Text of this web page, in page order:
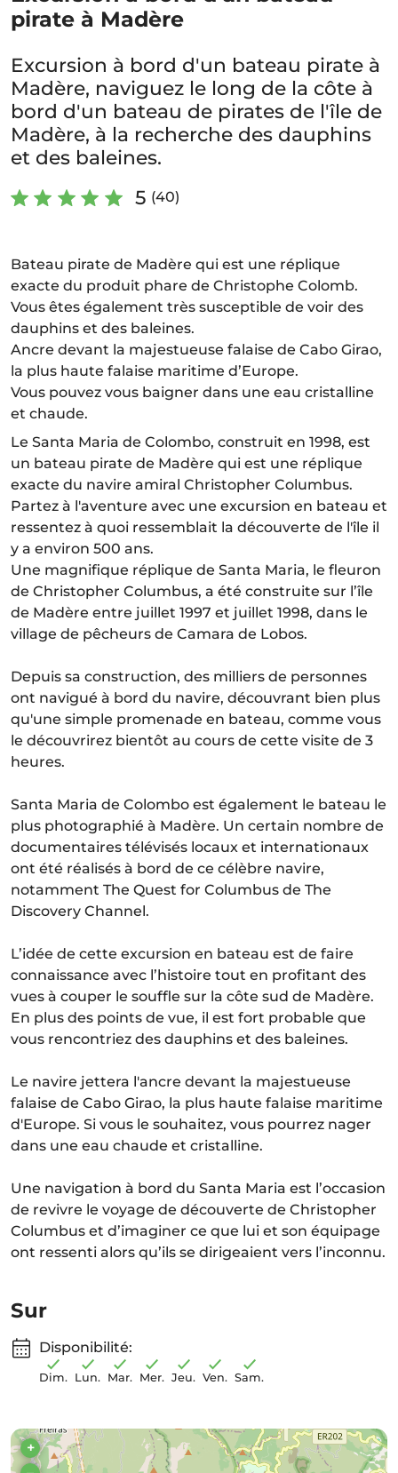
pirate à Madère
Excursion à bord d'un bateau pirate à
Madère, naviguez le long de la côte à
bord d'un bateau de pirates de l'île de
Madère, à la recherche des dauphins
et des baleines.
5 (40)
Bateau pirate de Madère qui est une réplique
exacte du produit phare de Christophe Colomb.
Vous êtes également très susceptible de voir des
dauphins et des baleines.
Ancre devant la majestueuse falaise de Cabo Girao,
la plus haute falaise maritime d’Europe.
Vous pouvez vous baigner dans une eau cristalline
et chaude.
Le Santa Maria de Colombo, construit en 1998, est
un bateau pirate de Madère qui est une réplique
exacte du navire amiral Christopher Columbus.
Partez à l'aventure avec une excursion en bateau et
ressentez à quoi ressemblait la découverte de l'île il
y a environ 500 ans.
Une magnifique réplique de Santa Maria, le fleuron
de Christopher Columbus, a été construite sur l’île
de Madère entre juillet 1997 et juillet 1998, dans le
village de pêcheurs de Camara de Lobos.
Depuis sa construction, des milliers de personnes
ont navigué à bord du navire, découvrant bien plus
qu'une simple promenade en bateau, comme vous
le découvrirez bientôt au cours de cette visite de 3
heures.
Santa Maria de Colombo est également le bateau le
plus photographié à Madère. Un certain nombre de
documentaires télévisés locaux et internationaux
ont été réalisés à bord de ce célèbre navire,
notamment The Quest for Columbus de The
Discovery Channel.
L’idée de cette excursion en bateau est de faire
connaissance avec l’histoire tout en profitant des
vues à couper le souffle sur la côte sud de Madère.
En plus des points de vue, il est fort probable que
vous rencontriez des dauphins et des baleines.
Le navire jettera l'ancre devant la majestueuse
falaise de Cabo Girao, la plus haute falaise maritime
d'Europe. Si vous le souhaitez, vous pourrez nager
dans une eau chaude et cristalline.
Une navigation à bord du Santa Maria est l’occasion
de revivre le voyage de découverte de Christopher
Columbus et d’imaginer ce que lui et son équipage
ont ressenti alors qu’ils se dirigeaient vers l’inconnu.
Sur
Disponibilité:
Dim. Lun. Mar. Mer. Jeu. Ven. Sam.
+